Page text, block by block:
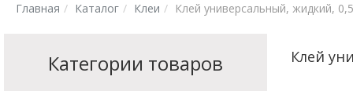
Главная Каталог Клеи Клей универсальный, жидкий,
Категории товаров Клей